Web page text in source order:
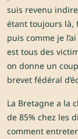
suis revenu
étant toujours là,
puis comme je
est tous des
on donne un
brevet fédéral
La Bretagne a la
de 85% chez les
comment